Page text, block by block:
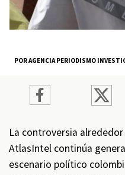
POR AGENCIA PERIODISMO
La controversia
AtlasIntel continúa
escenario político